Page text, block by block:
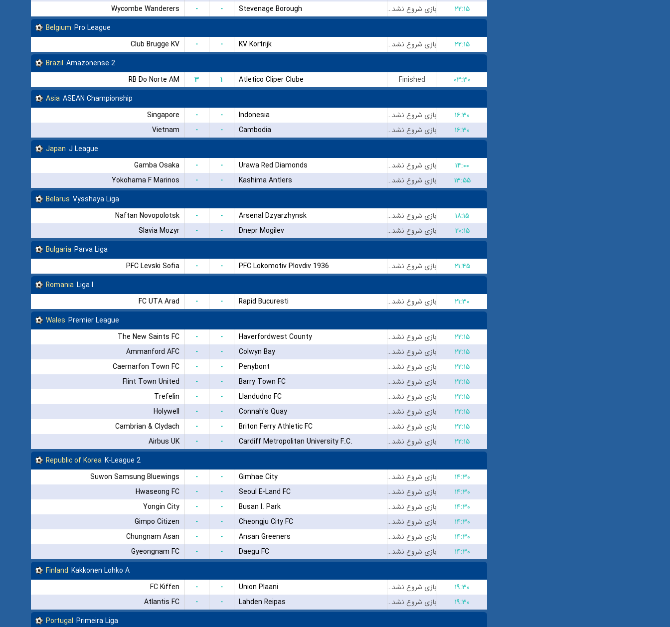
Wycombe Wanderers
- - Stevenage Borough بازی شروع نشده است
۲۲:۱۵
Belgium Pro League
Club Brugge KV
- - KV Kortrijk بازی شروع نشده است
۲۲:۱۵
Brazil Amazonense 2
RB Do Norte AM
۳ ۱ Atletico Cliper Clube Finished
۰۳:۳۰
Asia ASEAN Championship
Singapore
- - Indonesia بازی شروع نشده است
۱۶:۳۰
Vietnam
- - Cambodia بازی شروع نشده است
۱۶:۳۰
Japan J League
Gamba Osaka
- - Urawa Red Diamonds بازی شروع نشده است
۱۴:۰۰
Yokohama F Marinos
- - Kashima Antlers بازی شروع نشده است
۱۳:۵۵
Belarus Vysshaya Liga
Naftan Novopolotsk
- - Arsenal Dzyarzhynsk بازی شروع نشده است
۱۸:۱۵
Slavia Mozyr
- - Dnepr Mogilev بازی شروع نشده است
۲۰:۱۵
Bulgaria Parva Liga
PFC Levski Sofia
- - PFC Lokomotiv Plovdiv 1936 بازی شروع نشده است
۲۱:۴۵
Romania Liga I
FC UTA Arad
- - Rapid Bucuresti بازی شروع نشده است
۲۱:۳۰
Wales Premier League
The New Saints FC
- - Haverfordwest County بازی شروع نشده است
۲۲:۱۵
Ammanford AFC
- - Colwyn Bay بازی شروع نشده است
۲۲:۱۵
Caernarfon Town FC
- - Penybont بازی شروع نشده است
۲۲:۱۵
Flint Town United
- - Barry Town FC بازی شروع نشده است
۲۲:۱۵
Trefelin
- - Llandudno FC بازی شروع نشده است
۲۲:۱۵
Holywell
- - Connah's Quay بازی شروع نشده است
۲۲:۱۵
Cambrian & Clydach
- - Briton Ferry Athletic FC بازی شروع نشده است
۲۲:۱۵
Airbus UK
- - Cardiff Metropolitan University F.C. بازی شروع نشده است
۲۲:۱۵
Republic of Korea K-League 2
Suwon Samsung Bluewings
- - Gimhae City بازی شروع نشده است
۱۴:۳۰
Hwaseong FC
- - Seoul E-Land FC بازی شروع نشده است
۱۴:۳۰
Yongin City
- - Busan I. Park بازی شروع نشده است
۱۴:۳۰
Gimpo Citizen
- - Cheongju City FC بازی شروع نشده است
۱۴:۳۰
Chungnam Asan
- - Ansan Greeners بازی شروع نشده است
۱۴:۳۰
Gyeongnam FC
- - Daegu FC بازی شروع نشده است
۱۴:۳۰
Finland Kakkonen Lohko A
FC Kiffen
- - Union Plaani بازی شروع نشده است
۱۹:۳۰
Atlantis FC
- - Lahden Reipas بازی شروع نشده است
۱۹:۳۰
Portugal Primeira Liga